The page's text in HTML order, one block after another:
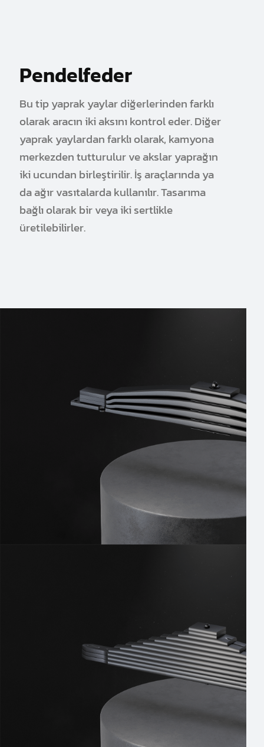
Pendelfeder
Bu tip yaprak yaylar diğerlerinden farklı
olarak aracın iki aksını kontrol eder. Diğer
yaprak yaylardan farklı olarak, kamyona
merkezden tutturulur ve akslar yaprağın
iki ucundan birleştirilir. İş araçlarında ya
da ağır vasıtalarda kullanılır. Tasarıma
bağlı olarak bir veya iki sertlikle
üretilebilirler.